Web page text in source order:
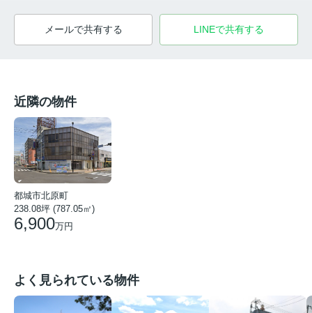
メールで共有する LINEで共有する
近隣の物件
都城市北原町
238.08坪 (787.05㎡)
6,900万円
よく見られている物件